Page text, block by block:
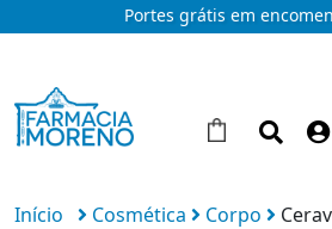
Portes grátis em
Início Cosmética Corpo